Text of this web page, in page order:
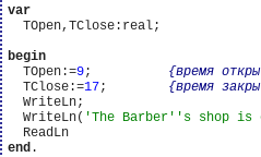
var
  TOpen,TClose:real;
begin
  TOpen:=
9; {время
  TClose:=
17; {время
  WriteLn;
  WriteLn(
'The Barber' 's shop is
  ReadLn
end